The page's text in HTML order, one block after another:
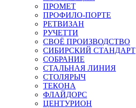
ПРОМЕТ
ПРОФИЛО-ПОРТЕ
РЕТВИЗАН
РУЧЕТТИ
СВОЁ ПРОИЗВОДСТВО
СИБИРСКИЙ СТАНДАРТ
СОБРАНИЕ
СТАЛЬНАЯ ЛИНИЯ
СТОЛЯРЫЧ
ТЕКОНА
ФЛАЙДОРС
ЦЕНТУРИОН